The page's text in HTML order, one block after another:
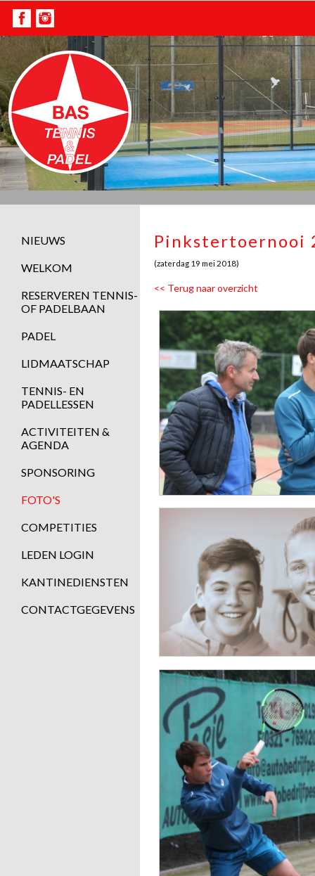
NIEUWS
WELKOM
RESERVEREN TENNIS-
OF PADELBAAN
PADEL
LIDMAATSCHAP
TENNIS- EN
PADELLESSEN
ACTIVITEITEN &
AGENDA
SPONSORING
FOTO'S
COMPETITIES
LEDEN LOGIN
KANTINEDIENSTEN
CONTACTGEGEVENS
Pinkstertoernooi
(zaterdag 19 mei 2018)
<< Terug naar overzicht